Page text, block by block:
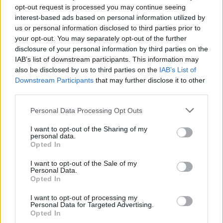
opt-out request is processed you may continue seeing
interest-based ads based on personal information utilized by
us or personal information disclosed to third parties prior to
your opt-out. You may separately opt-out of the further
disclosure of your personal information by third parties on the
IAB’s list of downstream participants. This information may
also be disclosed by us to third parties on the IAB’s List of
Downstream Participants that may further disclose it to other
Please note that this website/app uses one or more Google
not limited to your visit or usage behaviour. You may click to
grant or deny consent to Google and its third-party tags to
use your data for below specified purposes in below Google
consent section.
Personal Data Processing Opt Outs
I want to opt-out of the Sharing of my
personal data.
Opted In
I want to opt-out of the Sale of my
Personal Data.
Opted In
I want to opt-out of processing my
Personal Data for Targeted Advertising.
Opted In
su testi storici e rappresentazioni artistiche". E' una
scoperta che permette di "rimodellare la nostra
percezione della cultura dell'intrattenimento
romano nella regione". "Come testimonianze
tangibili degli spettacoli negli anfiteatri romani della
Gran Bretagna, i segni dei morsi ci aiutano a
comprendere questi spazi come luoghi di brutali
dimostrazioni di potere", ragiona il coautore John
Pearce, del King's College di Londra. "Sono ormai
passati 20 anni da quando abbiamo portato alla
aspetti più straordinari dell'archeologia – conclude
Jennings – è che continuiamo a fare scoperte
anche anni dopo la conclusione di uno scavo,
poiché i metodi di ricerca e la tecnologia ci